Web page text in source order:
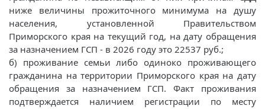
ниже величины прожиточного минимума на душу
населения, установленной Правительством
Приморского края на текущий год, на дату обращения
за назначением ГСП - в 2026 году это 22537 руб.;
б) проживание семьи либо одиноко проживающего
гражданина на территории Приморского края на дату
обращения за назначением ГСП. Факт проживания
подтверждается наличием регистрации по месту